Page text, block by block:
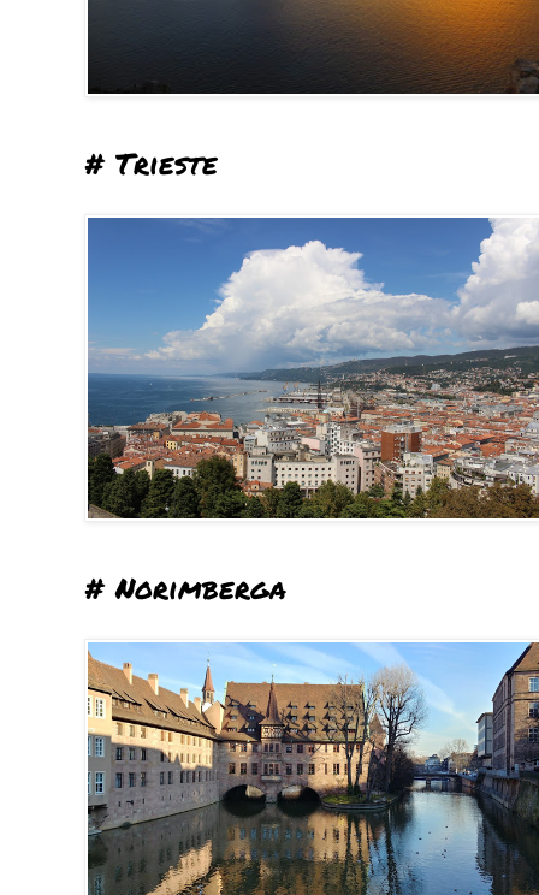
# Trieste
# Norimberga